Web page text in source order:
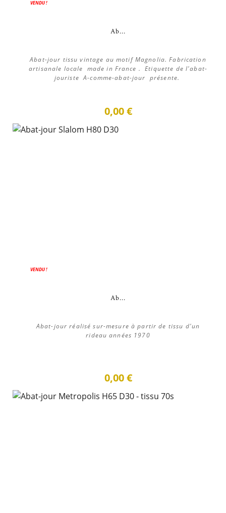
VENDU !
Ab...
Abat-jour tissu vintage au motif Magnolia. Fabrication
artisanale locale made in France . Etiquette de l'abat-
jouriste A-comme-abat-jour présente.
0,00 €
VENDU !
Ab...
Abat-jour réalisé sur-mesure à partir de tissu d'un
rideau années 1970
0,00 €